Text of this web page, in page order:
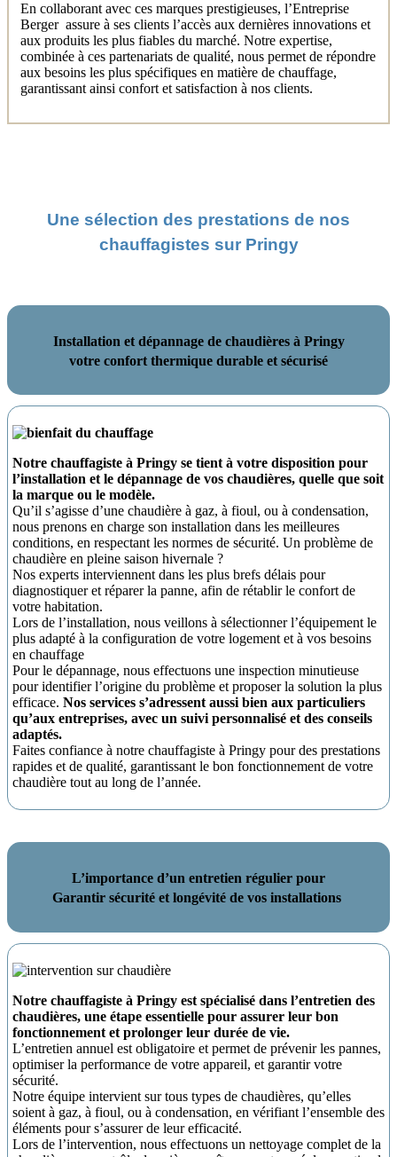
En collaborant avec ces marques prestigieuses, l’Entreprise
Berger assure à ses clients l’accès aux dernières innovations et
aux produits les plus fiables du marché. Notre expertise,
combinée à ces partenariats de qualité, nous permet de répondre
aux besoins les plus spécifiques en matière de chauffage,
garantissant ainsi confort et satisfaction à nos clients.
Une sélection des prestations de nos
chauffagistes sur Pringy
Installation et dépannage de chaudières à Pringy
votre confort thermique durable et sécurisé
Notre chauffagiste à Pringy se tient à votre disposition pour
l’installation et le dépannage de vos chaudières, quelle que soit
la marque ou le modèle.
Qu’il s’agisse d’une chaudière à gaz, à fioul, ou à condensation,
nous prenons en charge son installation dans les meilleures
conditions, en respectant les normes de sécurité. Un problème de
chaudière en pleine saison hivernale ?
Nos experts interviennent dans les plus brefs délais pour
diagnostiquer et réparer la panne, afin de rétablir le confort de
votre habitation.
Lors de l’installation, nous veillons à sélectionner l’équipement le
plus adapté à la configuration de votre logement et à vos besoins
en chauffage
Pour le dépannage, nous effectuons une inspection minutieuse
pour identifier l’origine du problème et proposer la solution la plus
efficace. Nos services s’adressent aussi bien aux particuliers
qu’aux entreprises, avec un suivi personnalisé et des conseils
adaptés.
Faites confiance à notre chauffagiste à Pringy pour des prestations
rapides et de qualité, garantissant le bon fonctionnement de votre
chaudière tout au long de l’année.
L’importance d’un entretien régulier pour
Garantir sécurité et longévité de vos installations
Notre chauffagiste à Pringy est spécialisé dans l’entretien des
chaudières, une étape essentielle pour assurer leur bon
fonctionnement et prolonger leur durée de vie.
L’entretien annuel est obligatoire et permet de prévenir les pannes,
optimiser la performance de votre appareil, et garantir votre
sécurité.
Notre équipe intervient sur tous types de chaudières, qu’elles
soient à gaz, à fioul, ou à condensation, en vérifiant l’ensemble des
éléments pour s’assurer de leur efficacité.
Lors de l’intervention, nous effectuons un nettoyage complet de la